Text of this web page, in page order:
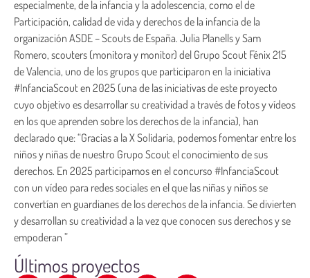
especialmente, de la infancia y la adolescencia, como el de
Participación, calidad de vida y derechos de la infancia de la
organización ASDE – Scouts de España. Julia Planells y Sam
Romero, scouters (monitora y monitor) del Grupo Scout Fénix 215
de Valencia, uno de los grupos que participaron en la iniciativa
#InfanciaScout en 2025 (una de las iniciativas de este proyecto
cuyo objetivo es desarrollar su creatividad a través de fotos y vídeos
en los que aprenden sobre los derechos de la infancia), han
declarado que: “Gracias a la X Solidaria, podemos fomentar entre los
niños y niñas de nuestro Grupo Scout el conocimiento de sus
derechos. En 2025 participamos en el concurso #InfanciaScout
con un vídeo para redes sociales en el que las niñas y niños se
convertían en guardianes de los derechos de la infancia. Se divierten
y desarrollan su creatividad a la vez que conocen sus derechos y se
empoderan ”
Últimos proyectos